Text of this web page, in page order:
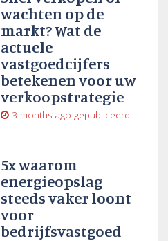
wachten op de
markt? Wat de
actuele
vastgoedcijfers
betekenen voor uw
verkoopstrategie
3 months ago gepubliceerd
5x waarom
energieopslag
steeds vaker loont
voor
bedrijfsvastgoed